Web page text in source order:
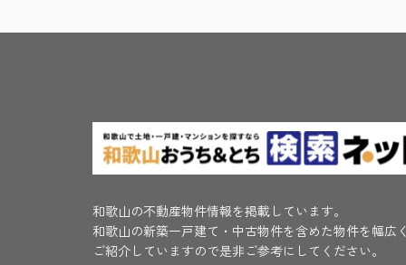
和歌山の不動産物件情報を掲載しています。
和歌山の新築一戸建て・中古物件を含めた物件を幅広く
ご紹介していますので是非ご参考にしてください。